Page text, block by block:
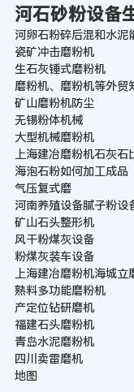
河石砂粉设备
河卵石粉碎后混和水泥
瓷矿冲击磨粉机
生石灰锤式磨粉机
磨粉机、磨粉机等外贸
矿山磨粉机防尘
无锡粉体机械
大型机械磨粉机
上海建冶磨粉机石灰石
海泡石粉如何加工成品
气压复式磨
河南养殖设备腻子粉设
矿山石头整形机
风干粉煤灰设备
粉煤灰装车设备
上海建冶磨粉机海城立
熟料多功能磨粉机
产定位钻研磨机
福建石头磨粉机
青岛水泥磨粉机
四川卖雷磨机
地图